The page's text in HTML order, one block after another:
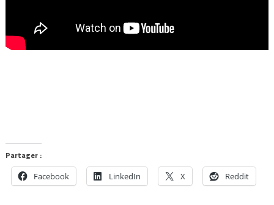
Partager :
Facebook LinkedIn X Reddit